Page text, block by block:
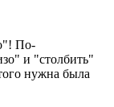
По-
и "столбить"
нужна была